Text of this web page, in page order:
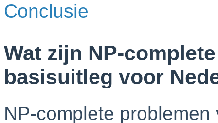
Conclusie
Wat zijn NP-
basisuitleg voor
NP-complete